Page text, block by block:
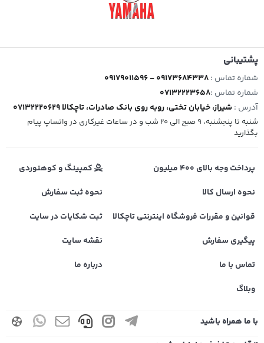
پشتیبانی
شماره تماس :09179011596 - 09173684338
شماره تماس :07132223658
آدرس :شیراز، خیابان تختی، روبه روی بانک صادرات، تاچکالا 07132220629
شنبه تا پنجشنبه، 9 صبح الی 20 شب و در ساعات غیرکاری در واتساپ پیام
بگذارید
پرداخت وجه بالای 400 میلیون
کمپینگ و کوهنوردی
نحوه ارسال کالا
نحوه ثبت سفارش
قوانین و مقررات فروشگاه اینترنتی تاچکالا
ثبت شکایات در سایت
پیگیری سفارش
نقشه سایت
تماس با ما
درباره ما
وبلاگ
با ما همراه باشید